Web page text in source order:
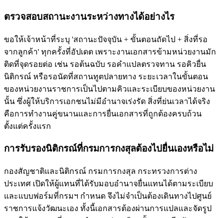
ตรวจสอบสถานะงานระหว่างทางได้อย่างไร
ขอให้เจ้าหน้าที่ระบุ 'สถานะปัจจุบัน + ขั้นตอนถัดไป + สิ่งที่รอ
จากลูกค้า' ทุกครั้งที่อัปเดต เพราะงานเอกสารข้ามหน่วยงานมัก
ติดที่จุดรอยต่อ เช่น รอต้นฉบับ รอคำแปลตรวจทาน รอคิวยื่น
นิติกรณ์ หรือรอนัดที่สถานทูตปลายทาง ระยะเวลาในขั้นตอน
ของหน่วยงานราชการเป็นไปตามคิวและระเบียบของหน่วยงาน
นั้น ซึ่งผู้ให้บริการเอกชนไม่มีอำนาจเร่งรัด สิ่งที่ย่นเวลาได้จริง
คือการทำงานคู่ขนานและการยื่นเอกสารที่ถูกต้องครบถ้วน
ตั้งแต่ครั้งแรก
การรับรองนิติกรณ์ที่กรมการกงสุลต้องไปยื่นเองหรือไม่
กองสัญชาติและนิติกรณ์ กรมการกงสุล กระทรวงการต่าง
ประเทศ เปิดให้ผู้แทนที่ได้รับมอบอำนาจยื่นแทนได้ตามระเบียบ
และแบบฟอร์มที่กรมฯ กำหนด จึงไม่จำเป็นต้องเดินทางไปศูนย์
ราชการแจ้งวัฒนะเอง ทั้งนี้เอกสารต้องผ่านการแปลและจัดรูป